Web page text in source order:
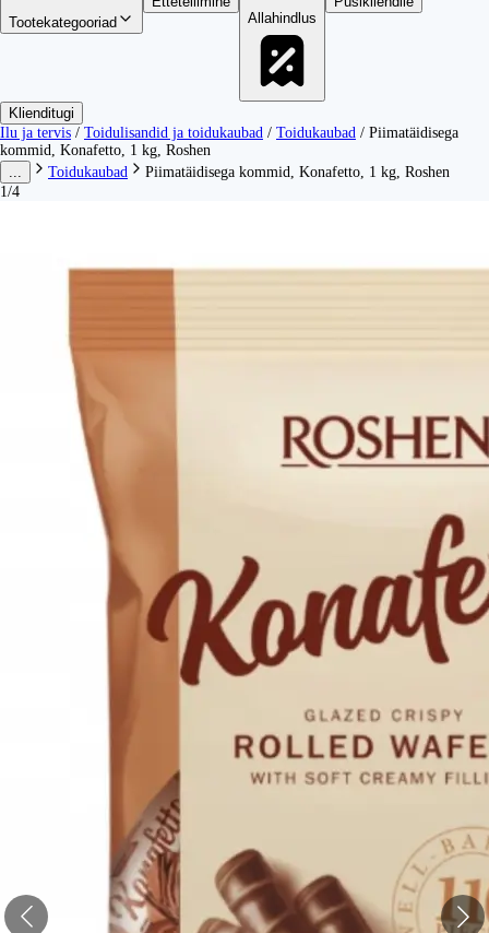
Tootekategooriad
Allahindlus
Klienditugi
Ilu ja tervis / Toidulisandid ja toidukaubad / Toidukaubad / Piimatäidisega
kommid, Konafetto, 1 kg, Roshen
Toidukaubad
Piimatäidisega kommid, Konafetto, 1 kg, Roshen
1/4